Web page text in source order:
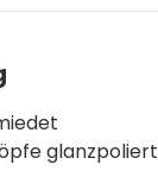
glanzpoliert